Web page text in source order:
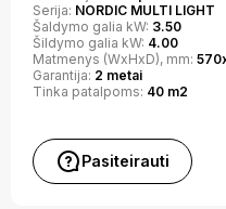
Serija: NORDIC MULTI LIGHT
Šaldymo galia kW: 3.50
Šildymo galia kW: 4.00
Matmenys (WxHxD), mm:
Garantija: 2 metai
Tinka patalpoms: 40 m2
Pasiteirauti